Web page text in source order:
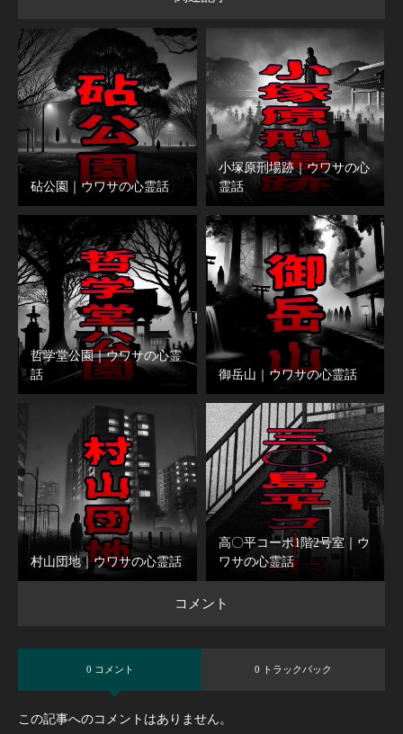
砧公園｜ウワサの心霊話
小塚原刑場跡｜ウワサの心
霊話
哲学堂公園｜ウワサの心霊
話
御岳山｜ウワサの心霊話
村山団地｜ウワサの心霊話
高〇平コーポ1階2号室｜ウ
ワサの心霊話
コメント
0 コメント 0 トラックバック
この記事へのコメントはありません。